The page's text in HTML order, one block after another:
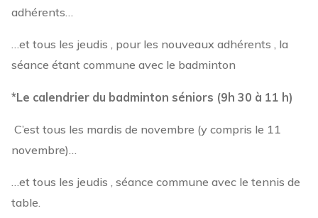
adhérents…
…et tous les jeudis , pour les nouveaux adhérents , la
séance étant commune avec le badminton
*Le calendrier du badminton séniors (9h 30 à 11 h)
C’est tous les mardis de novembre (y compris le 11
novembre)…
…et tous les jeudis , séance commune avec le tennis de
table.